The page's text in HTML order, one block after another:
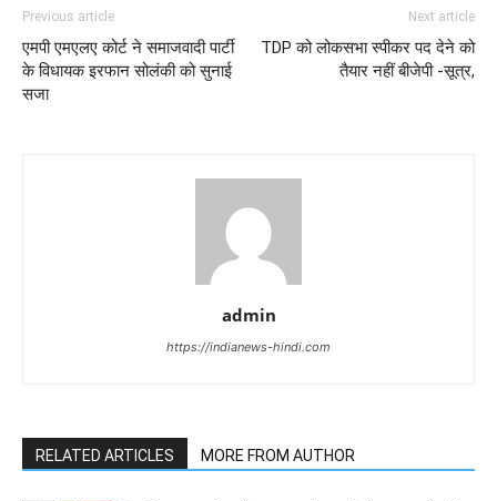
Previous article
एमपी एमएलए कोर्ट ने समाजवादी पार्टी
के विधायक इरफान सोलंकी को सुनाई
सजा
Next article
TDP को लोकसभा स्पीकर पद देने को
तैयार नहीं बीजेपी -सूत्र,
admin
https://indianews-hindi.com
RELATED ARTICLES MORE FROM AUTHOR